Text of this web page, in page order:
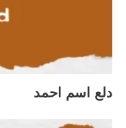
دلع اسم احمد